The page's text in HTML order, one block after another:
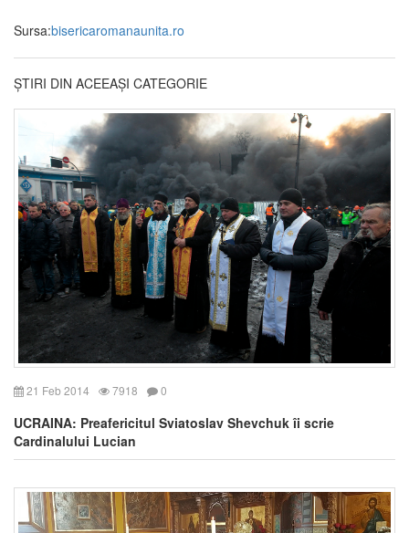
Sursa:bisericaromanaunita.ro
ȘTIRI DIN ACEEAȘI CATEGORIE
21 Feb 2014 7918 0
UCRAINA: Preafericitul Sviatoslav Shevchuk îi scrie
Cardinalului Lucian